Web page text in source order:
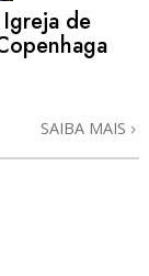
de
SAIBA MAIS